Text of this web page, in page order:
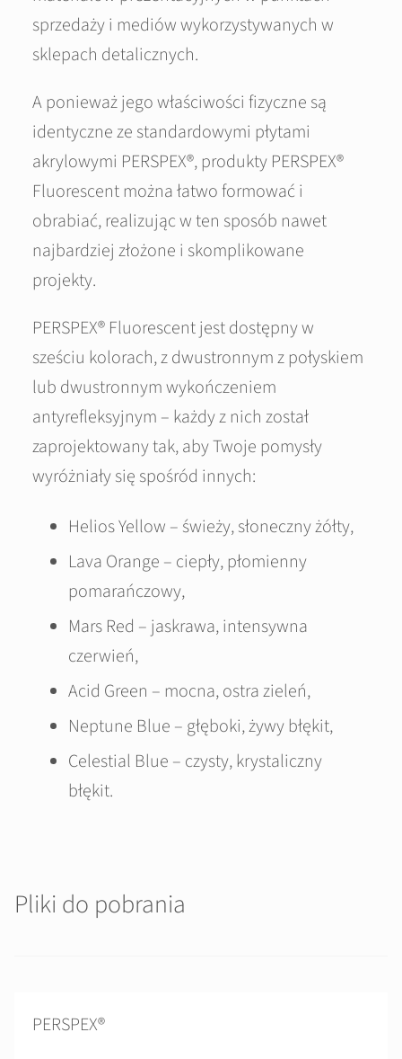
sprzedaży i mediów wykorzystywanych w
sklepach detalicznych.
A ponieważ jego właściwości fizyczne są
identyczne ze standardowymi płytami
akrylowymi PERSPEX®, produkty PERSPEX®
Fluorescent można łatwo formować i
obrabiać, realizując w ten sposób nawet
najbardziej złożone i skomplikowane
projekty.
PERSPEX® Fluorescent jest dostępny w
sześciu kolorach, z dwustronnym z połyskiem
lub dwustronnym wykończeniem
antyrefleksyjnym – każdy z nich został
zaprojektowany tak, aby Twoje pomysły
wyróżniały się spośród innych:
Helios Yellow – świeży, słoneczny żółty,
Lava Orange – ciepły, płomienny
pomarańczowy,
Mars Red – jaskrawa, intensywna
czerwień,
Acid Green – mocna, ostra zieleń,
Neptune Blue – głęboki, żywy błękit,
Celestial Blue – czysty, krystaliczny
błękit.
Pliki do pobrania
PERSPEX®